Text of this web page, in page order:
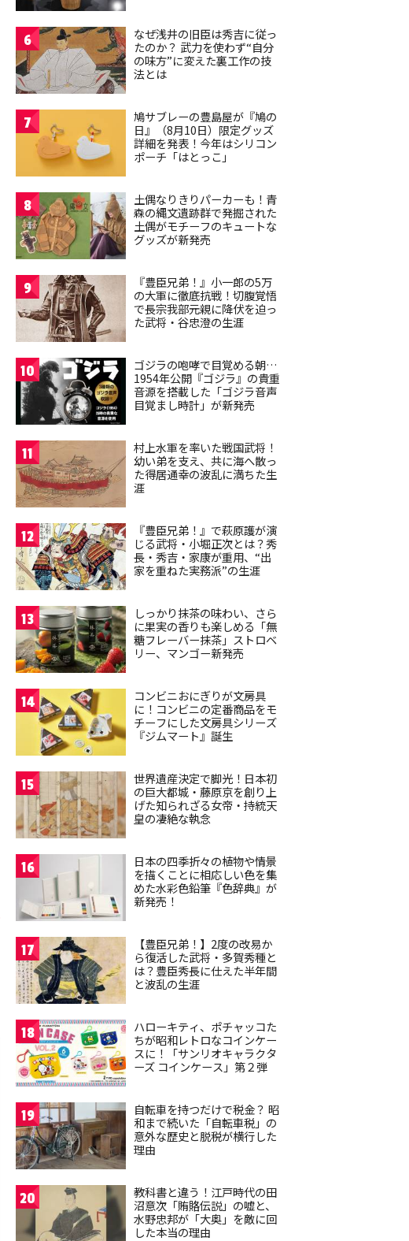
6
なぜ浅井の旧臣は秀吉に従っ
たのか？ 武力を使わず“自分
の味方”に変えた裏工作の技
法とは
7
鳩サブレーの豊島屋が『鳩の
日』（8月10日）限定グッズ
詳細を発表！今年はシリコン
ポーチ「はとっこ」
8
土偶なりきりパーカーも！青
森の縄文遺跡群で発掘された
土偶がモチーフのキュートな
グッズが新発売
9
『豊臣兄弟！』小一郎の5万
の大軍に徹底抗戦！切腹覚悟
で長宗我部元親に降伏を迫っ
た武将・谷忠澄の生涯
10
ゴジラの咆哮で目覚める朝…
1954年公開『ゴジラ』の貴重
音源を搭載した「ゴジラ音声
目覚まし時計」が新発売
11
村上水軍を率いた戦国武将！
幼い弟を支え、共に海へ散っ
た得居通幸の波乱に満ちた生
涯
12
『豊臣兄弟！』で萩原護が演
じる武将・小堀正次とは？秀
長・秀吉・家康が重用、“出
家を重ねた実務派”の生涯
13
しっかり抹茶の味わい、さら
に果実の香りも楽しめる「無
糖フレーバー抹茶」ストロベ
リー、マンゴー新発売
14
コンビニおにぎりが文房具
に！コンビニの定番商品をモ
チーフにした文房具シリーズ
『ジムマート』誕生
15
世界遺産決定で脚光！日本初
の巨大都城・藤原京を創り上
げた知られざる女帝・持統天
皇の凄絶な執念
16
日本の四季折々の植物や情景
を描くことに相応しい色を集
めた水彩色鉛筆『色辞典』が
新発売！
17
【豊臣兄弟！】2度の改易か
ら復活した武将・多賀秀種と
は？豊臣秀長に仕えた半年間
と波乱の生涯
18
ハローキティ、ポチャッコた
ちが昭和レトロなコインケー
スに！「サンリオキャラクタ
ーズ コインケース」第２弾
19
自転車を持つだけで税金？ 昭
和まで続いた「自転車税」の
意外な歴史と脱税が横行した
理由
20
教科書と違う！江戸時代の田
沼意次「賄賂伝説」の嘘と、
水野忠邦が「大奥」を敵に回
した本当の理由